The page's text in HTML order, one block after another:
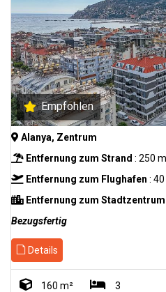
Empfohlen
Alanya, Zentrum
Entfernung zum Strand : 250 m
Entfernung zum Flughafen :
Entfernung zum Stadtzentrum
Bezugsfertig
Details
160 m² 3